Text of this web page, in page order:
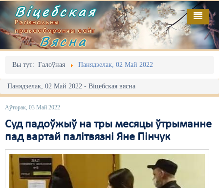
Віцебская
Рэгіянальны
праваабарончы сайт
Вясна
Вы тут: Галоўная Панядзелак, 02 Май 2022
Панядзелак, 02 Май 2022 - Віцебская вясна
Аўторак, 03 Май 2022
Суд падоўжыў на тры месяцы ўтрыманне
пад вартай палітвязні Яне Пінчук
Галоўная
Адміністрацыйны перасьлед
Акцыі
Выбары
Грамадзянскія ініцыятывы
Дзяржава
Дыскрымінацыя
Выданьні
Відэа
Пра нас
RSS